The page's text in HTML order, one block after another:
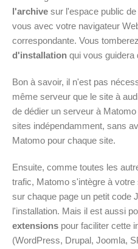
l'archive sur l'espace public
vous avec votre navigateur
correspondante. Vous
d'installation qui vous guidera
Bon à savoir, il n'est pas
même serveur que le site à
de dédier un serveur à
sites indépendamment, sans
Matomo pour chaque site.
Ensuite, comme toutes les
trafic, Matomo s'intègre à
sur chaque page un petit code
l'installation. Mais il est aussi
extensions pour faciliter cette
(WordPress, Drupal, Joomla,